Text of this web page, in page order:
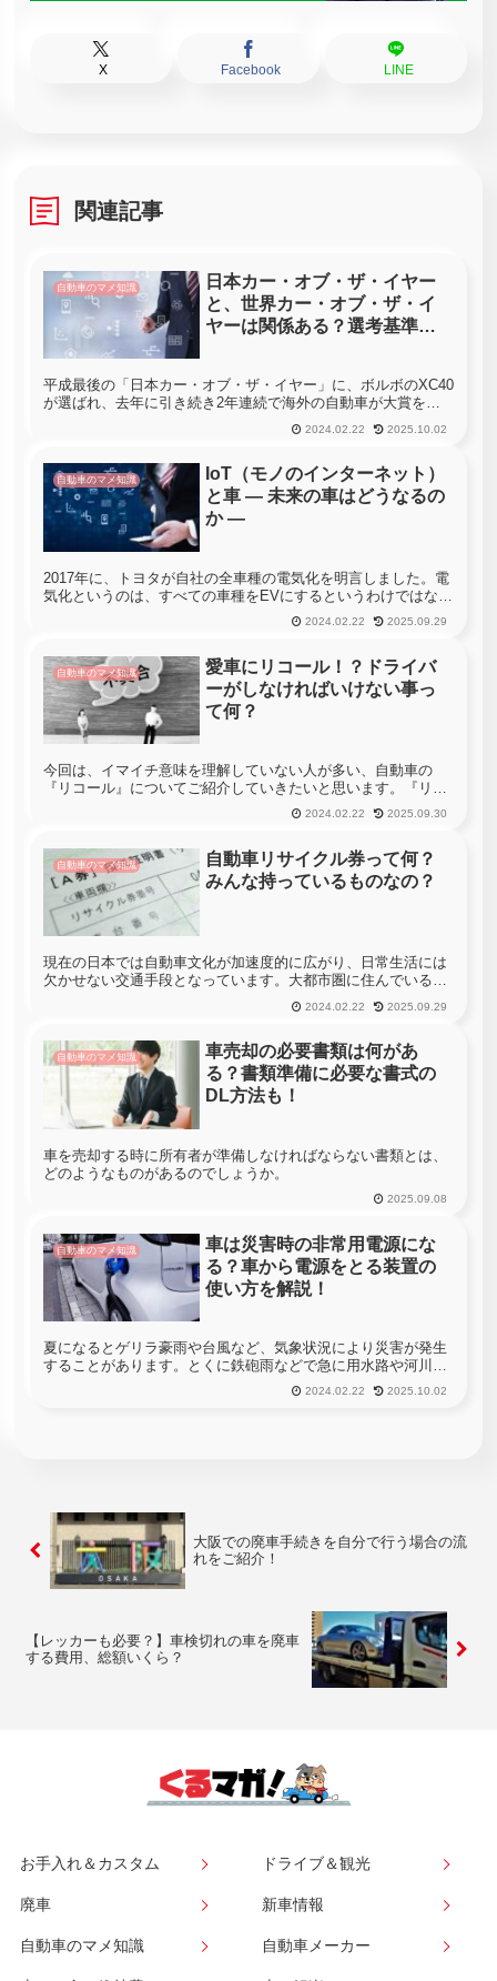
X Facebook LINE
関連記事
自動車のマメ知識
日本カー・オブ・ザ・イヤー
と、世界カー・オブ・ザ・イ
ヤーは関係ある？選考基準に
平成最後の「日本カー・オブ・ザ・イヤー」に、ボルボのXC40
が選ばれ、去年に引き続き2年連続で海外の自動車が大賞を受
賞したことは記憶に新しいですね。2016年には、「世界カー・
オブ・ザ・イヤー」と「世界カー・デザイン・オブ・ザ・イヤ
2024.02.22 2025.10.02
自動車のマメ知識
IoT（モノのインターネット）
と車 ― 未来の車はどうなるの
か ―
2017年に、トヨタが自社の全車種の電気化を明言しました。電
気化というのは、すべての車種をEVにするというわけではな
く、”ハイブリッド化または電気自動車化”を意味しています。
ドライブレコーダーや自動ブレーキなどの新技術は別として、
2024.02.22 2025.09.29
自動車のマメ知識
愛車にリコール！？ドライバ
ーがしなければいけない事っ
て何？
今回は、イマイチ意味を理解していない人が多い、自動車の
『リコール』についてご紹介していきたいと思います。『リコ
ール』という単語は、TVのニュースや新聞などにも時々出てき
ますし、言葉自体は聞いたことがあると言う人は多い事でしょ
2024.02.22 2025.09.30
自動車のマメ知識
自動車リサイクル券って何？
みんな持っているものなの？
現在の日本では自動車文化が加速度的に広がり、日常生活には
欠かせない交通手段となっています。大都市圏に住んでいる方
であれば、公共交通機関の発展もあり、そこまで自動車の重要
性を感じないという方も多いかもしれませんが、地方に目を向
2024.02.22 2025.09.29
自動車のマメ知識
車売却の必要書類は何があ
る？書類準備に必要な書式の
DL方法も！
車を売却する時に所有者が準備しなければならない書類とは、
どのようなものがあるのでしょうか。
2025.09.08
自動車のマメ知識
車は災害時の非常用電源にな
る？車から電源をとる装置の
使い方を解説！
夏になるとゲリラ豪雨や台風など、気象状況により災害が発生
することがあります。とくに鉄砲雨などで急に用水路や河川が
増水すると、道路や住宅地まで冠水してしまう危険性があり、
避難を余儀なくされることも少なくありません。また、災害に
2024.02.22 2025.10.02
大阪での廃車手続きを自分で行う場合の流
れをご紹介！
【レッカーも必要？】車検切れの車を廃車
する費用、総額いくら？
お手入れ＆カスタム ドライブ＆観光
廃車 新車情報
自動車のマメ知識 自動車メーカー